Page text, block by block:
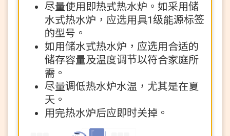
尽量使用即热式热水炉。如采用储
水式热水炉，应选用具1级能源标签
的型号。
如用储水式热水炉，应选用合适的
储存容量及温度调节以符合家庭所
需。
尽量调低热水炉水温，尤其是在夏
天。
用完热水炉后应即时关掉。